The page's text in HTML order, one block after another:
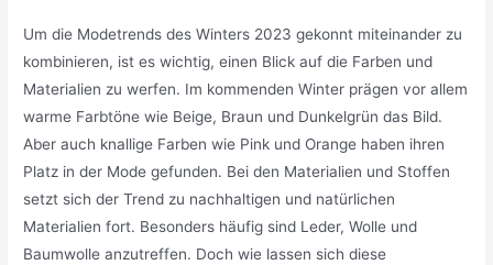
Um die Modetrends des Winters 2023 gekonnt miteinander zu
kombinieren, ist es wichtig, einen Blick auf die Farben und
Materialien zu werfen. Im kommenden Winter prägen vor allem
warme Farbtöne wie Beige, Braun und Dunkelgrün das Bild.
Aber auch knallige Farben wie Pink und Orange haben ihren
Platz in der Mode gefunden. Bei den Materialien und Stoffen
setzt sich der Trend zu nachhaltigen und natürlichen
Materialien fort. Besonders häufig sind Leder, Wolle und
Baumwolle anzutreffen. Doch wie lassen sich diese